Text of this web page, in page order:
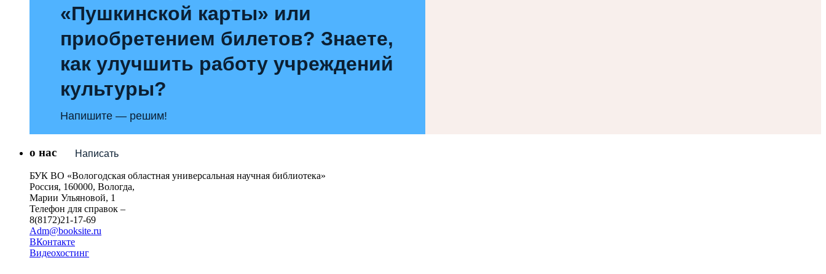
«Пушкинской карты» или
приобретением билетов? Знаете,
как улучшить работу учреждений
культуры?
Напишите — решим!
Написать
о нас
БУК ВО «Вологодская областная универсальная научная библиотека»
Россия, 160000, Вологда,
Марии Ульяновой, 1
Телефон для справок –
8(8172)21-17-69
Adm@booksite.ru
ВКонтакте
Видеохостинг